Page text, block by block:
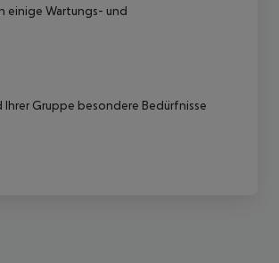
einige Wartungs- und
Gruppe besondere Bedürfnisse